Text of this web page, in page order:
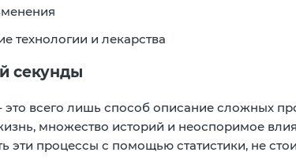
технологии и лекарства
секунды
это всего лишь способ описание сложных
множество историй и неоспоримое
эти процессы с помощью статистики, не